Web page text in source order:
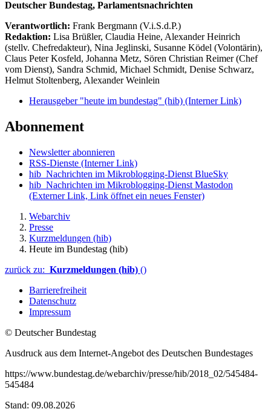
Deutscher Bundestag, Parlamentsnachrichten
Verantwortlich: Frank Bergmann (V.i.S.d.P.)
Redaktion: Lisa Brüßler, Claudia Heine, Alexander Heinrich
(stellv. Chefredakteur), Nina Jeglinski, Susanne Ködel (Volontärin),
Claus Peter Kosfeld, Johanna Metz, Sören Christian Reimer (Chef
vom Dienst), Sandra Schmid, Michael Schmidt, Denise Schwarz,
Helmut Stoltenberg, Alexander Weinlein
Herausgeber "heute im bundestag" (hib) (Interner Link)
Abonnement
Newsletter abonnieren
RSS-Dienste (Interner Link)
hib_Nachrichten im Mikroblogging-Dienst BlueSky
hib_Nachrichten im Mikroblogging-Dienst Mastodon
(Externer Link, Link öffnet ein neues Fenster)
Webarchiv
Presse
Kurzmeldungen (hib)
Heute im Bundestag (hib)
zurück zu: Kurzmeldungen (hib) ()
Barrierefreiheit
Datenschutz
Impressum
© Deutscher Bundestag
Ausdruck aus dem Internet-Angebot des Deutschen Bundestages
https://www.bundestag.de/webarchiv/presse/hib/2018_02/545484-
545484
Stand: 09.08.2026